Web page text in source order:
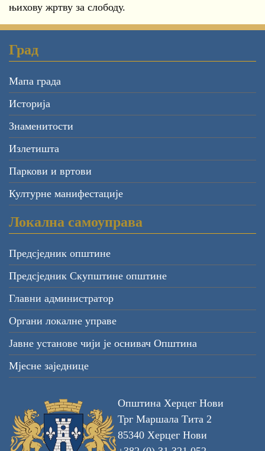
њихову жртву за слободу.
Град
Мапа града
Историја
Знаменитости
Излетишта
Паркови и вртови
Културне манифестације
Локална самоуправа
Предсједник општине
Предсједник Скупштине општине
Главни администратор
Органи локалне управе
Јавне установе чији је оснивач Општина
Мјесне заједнице
Општина Херцег Нови
Трг Маршала Тита 2
85340 Херцег Нови